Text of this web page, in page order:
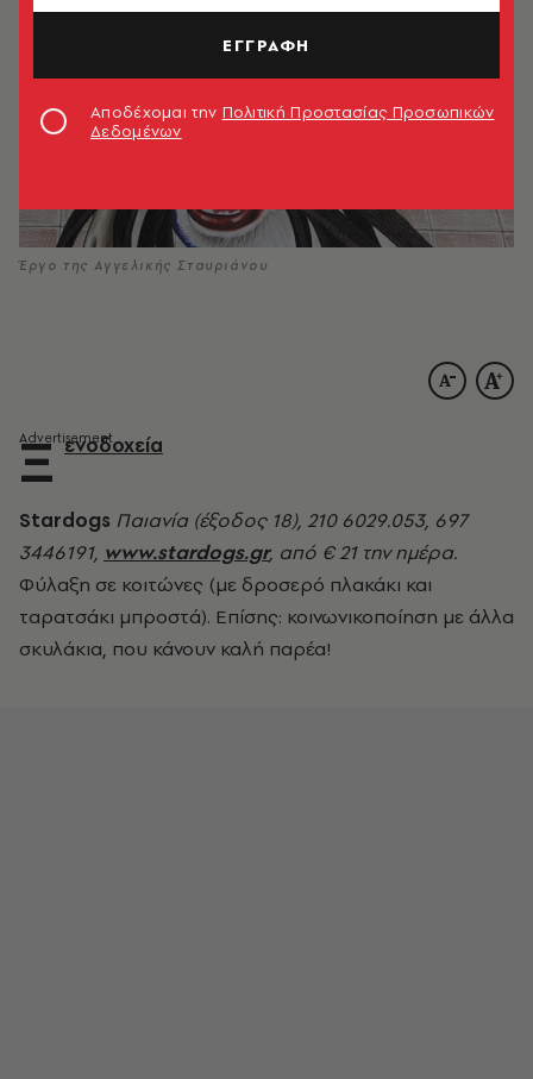
Έργο της Αγγελικής Σταυριάνου
Ξ ενοδοχεία
Stardogs Παιανία (έξοδος 18), 210 6029.053, 697
3446191, www.stardogs.gr, από € 21 την ημέρα.
Φύλαξη σε κοιτώνες (με δροσερό πλακάκι και
ταρατσάκι μπροστά). Επίσης: κοινωνικοποίηση με άλλα
σκυλάκια, που κάνουν καλή παρέα!
ΕΓΓΡΑΦΗ
Αποδέχομαι την Πολιτική Προστασίας Προσωπικών
Δεδομένων